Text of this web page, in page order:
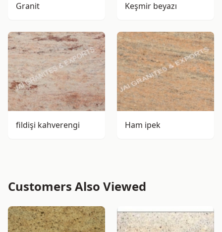
Granit Keşmir beyazı
fildişi kahverengi Ham ipek
Customers Also Viewed